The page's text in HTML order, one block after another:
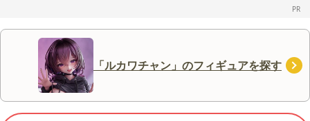
「ルカワチャン」のフィギュアを探す